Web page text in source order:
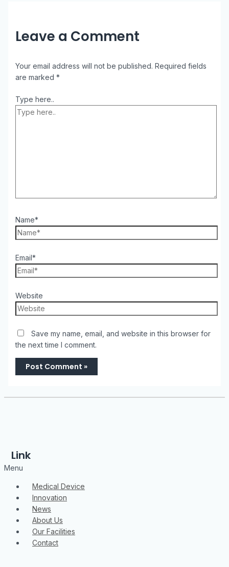
Leave a Comment
Your email address will not be published. Required fields
are marked *
Type here..
Name*
Email*
Website
Save my name, email, and website in this browser for
the next time I comment.
Link
Menu
Medical Device
Innovation
News
About Us
Our Facilities
Contact